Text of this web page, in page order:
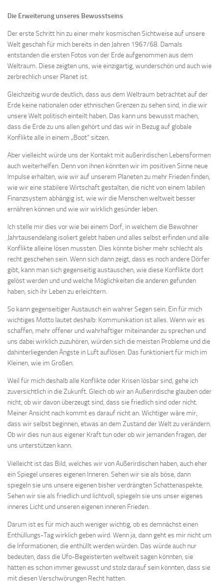
Die Erweiterung unseres Bewusstseins
Der erste Schritt hin zu einer mehr kosmischen Sichtweise auf unsere
Welt geschah für mich bereits in den Jahren 1967/68. Damals
entstanden die ersten Fotos von der Erde aufgenommen aus dem
Weltraum. Diese zeigten uns, wie einzigartig, wunderschön und auch wie
zerbrechlich unser Planet ist.
Gleichzeitig wurde deutlich, dass aus dem Weltraum betrachtet auf der
Erde keine nationalen oder ethnischen Grenzen zu sehen sind, in die wir
unsere Welt politisch einteilt haben. Das kann uns bewusst machen,
dass die Erde zu uns allen gehört und das wir in Bezug auf globale
Konflikte alle in einem „Boot“ sitzen.
Aber vielleicht würde uns der Kontakt mit außerirdischen Lebensformen
auch weiterhelfen. Denn von ihnen könnten wir im positiven Sinne neue
Impulse erhalten, wie wir auf unserem Planeten zu mehr Frieden finden,
wie wir eine stabilere Wirtschaft gestalten, die nicht von einem labilen
Finanzsystem abhängig ist, wie wir die Menschen weltweit besser
ernähren können und wie wir wirklich gesünder leben.
Ich stelle mir dies vor wie bei einem Dorf, in welchem die Bewohner
Jahrtausendelang isoliert gelebt haben und alles selbst erfinden und alle
Konflikte alleine lösen mussten. Dies könnte bisher mehr schlecht als
recht geschehen sein. Wenn sich dann zeigt, dass es noch andere Dörfer
gibt, kann man sich gegenseitig austauschen, wie diese Konflikte dort
gelöst werden und und welche Möglichkeiten die anderen gefunden
haben, sich ihr Leben zu erleichtern.
So kann gegenseitiger Austausch ein wahrer Segen sein. Ein für mich
wichtiges Motto lautet deshalb: Kommunikation ist alles. Wenn wir es
schaffen, mehr offener und wahrhaftiger miteinander zu sprechen und
uns dabei wirklich zuzuhören, würden sich die meisten Probleme und die
dahinterliegenden Ängste in Luft auflösen. Das funktioniert für mich im
Kleinen, wie im Großen.
Weil für mich deshalb alle Konflikte oder Krisen lösbar sind, gehe ich
zuversichtlich in die Zukunft. Gleich ob wir an Außerirdische glauben oder
nicht, ob wir davon überzeugt sind, dass sie friedlich sind oder nicht.
Meiner Ansicht nach kommt es darauf nicht an. Wichtiger wäre mir,
dass wir selbst beginnen, etwas an dem Zustand der Welt zu verändern.
Ob wir dies nun aus eigener Kraft tun oder ob wir jemanden fragen, der
uns unterstützen kann.
Vielleicht ist das Bild, welches wir von Außerirdischen haben, auch eher
ein Spiegel unseres eigenen Inneren. Sehen wir sie als böse, dann
spiegeln sie uns unsere eigenen bisher verdrängten Schattenaspekte.
Sehen wir sie als friedlich und lichtvoll, spiegeln sie uns unser eigenes
inneres Licht und unseren eigenen inneren Frieden.
Darum ist es für mich auch weniger wichtig, ob es demnächst einen
Enthüllungs-Tag wirklich geben wird. Wenn ja, dann geht es mir nicht um
die Informationen, die enthüllt werden würden. Das würde auch nur
bedeuten, dass die Ufo-Begeisterten weltweit sagen könnten, sie
hätten es schon immer gewusst und stolz darauf sein könnten, dass sie
mit diesen Verschwörungen Recht hatten.